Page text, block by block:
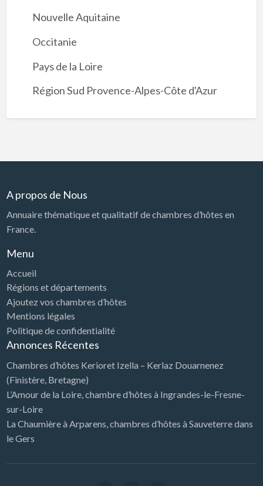
Nouvelle Aquitaine
Occitanie
Pays de la Loire
Région Sud Provence-Alpes-Côte d'Azur
A propos de Nous
Annuaire thématique et qualitatif de chambres d’hôtes en
France.
Menu
Accueil
Régions et départements
Ajoutez vos chambres d’hôtes
Mentions légales
Politique de confidentialité
Annonces Récentes
Chambres d’hôtes Kerioret Izella – Kerlaz Douarnenez
(Finistère, Bretagne)
L’Amour de la Loire, chambre d’hôtes à Ingrandes-le-Fresne-
sur-Loire
La Chaumière à Arparens, chambres d’hôtes à Sauveterre dans
le Gers